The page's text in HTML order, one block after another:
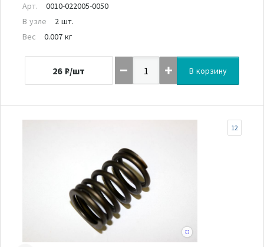
Арт.
0010-022005-0050
В узле
2 шт.
Вес
0.007 кг
26 ₽/шт В корзину
12